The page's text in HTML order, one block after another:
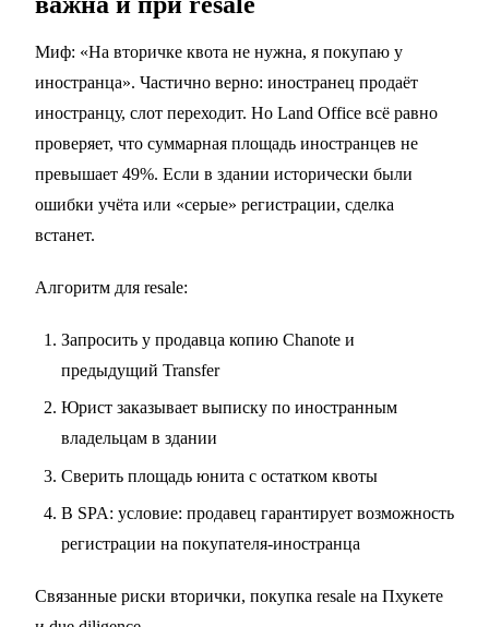
Миф: «На вторичке квота не нужна, я покупаю у
иностранца». Частично верно: иностранец продаёт
иностранцу, слот переходит. Но Land Office всё равно
проверяет, что суммарная площадь иностранцев не
превышает 49%. Если в здании исторически были
ошибки учёта или «серые» регистрации, сделка
встанет.
Алгоритм для resale:
Запросить у продавца копию Chanote и
предыдущий Transfer
Юрист заказывает выписку по иностранным
владельцам в здании
Сверить площадь юнита с остатком квоты
В SPA: условие: продавец гарантирует возможность
регистрации на покупателя-иностранца
Связанные риски вторички, покупка resale на Пхукете